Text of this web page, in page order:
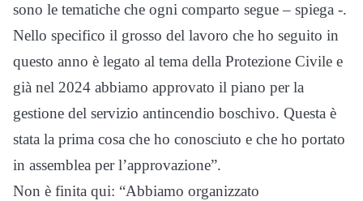
sono le tematiche che ogni comparto segue – spiega -.
Nello specifico il grosso del lavoro che ho seguito in
questo anno è legato al tema della Protezione Civile e
già nel 2024 abbiamo approvato il piano per la
gestione del servizio antincendio boschivo. Questa è
stata la prima cosa che ho conosciuto e che ho portato
in assemblea per l’approvazione”.
Non è finita qui: “Abbiamo organizzato